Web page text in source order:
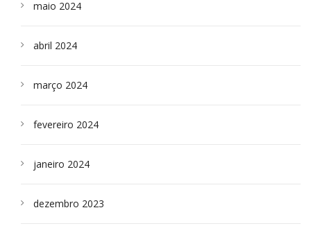
maio 2024
abril 2024
março 2024
fevereiro 2024
janeiro 2024
dezembro 2023